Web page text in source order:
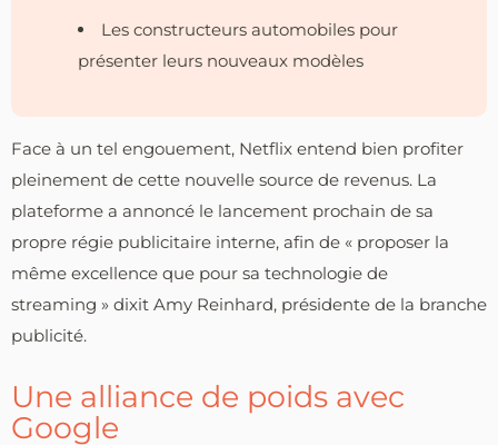
Les constructeurs automobiles pour
présenter leurs nouveaux modèles
Face à un tel engouement, Netflix entend bien profiter
pleinement de cette nouvelle source de revenus. La
plateforme a annoncé le lancement prochain de sa
propre régie publicitaire interne, afin de « proposer la
même excellence que pour sa technologie de
streaming » dixit Amy Reinhard, présidente de la branche
publicité.
Une alliance de poids avec
Google